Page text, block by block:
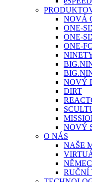
NOVÁ
ONE-
ONE-
ONE-
NOVÝ
DIRT
NOVÝ
O NÁS
NAŠE
RUČNÍ